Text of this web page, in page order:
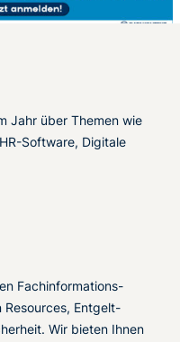
Jahr über Themen wie
Software, Digitale
Fachinformations-
Resources, Entgelt-
Wir bieten Ihnen